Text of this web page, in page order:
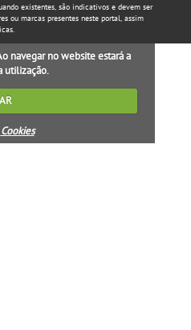
existentes, são indicativos e devem ser
ou marcas presentes neste portal, assim
navegar no website estará a
utilização.
Cookies